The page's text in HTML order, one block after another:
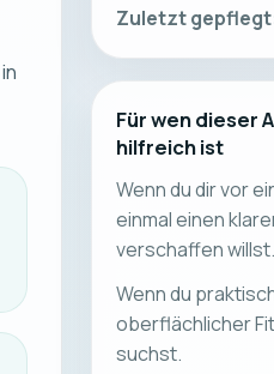
Zuletzt
Für wen dieser
hilfreich ist
Wenn du dir vor
einmal einen
verschaffen willst.
Wenn du
oberflächlicher
suchst.